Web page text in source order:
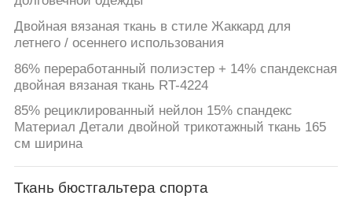
Двойная вязаная ткань в стиле Жаккард для
летнего / осеннего использования
86% переработанный полиэстер + 14% спандексная
двойная вязаная ткань RT-4224
85% рециклированный нейлон 15% спандекс
Материал Детали двойной трикотажный ткань 165
см ширина
Ткань бюстгальтера спорта